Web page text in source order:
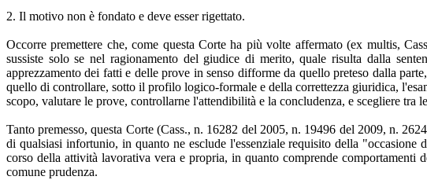
2. Il motivo non è fondato e deve esser rigettato.
Occorre premettere che, come questa Corte ha più volte affermato (ex multis,
sussiste solo se nel ragionamento del giudice di merito, quale risulta dalla
apprezzamento dei fatti e delle prove in senso difforme da quello preteso dalla
quello di controllare, sotto il profilo logico-formale e della correttezza giuridica,
scopo, valutare le prove, controllarne l'attendibilità e la concludenza, e scegliere
Tanto premesso, questa Corte (Cass., n. 16282 del 2005, n. 19496 del 2009, n.
di qualsiasi infortunio, in quanto ne esclude l'essenziale requisito della
corso della attività lavorativa vera e propria, in quanto comprende
comune prudenza.